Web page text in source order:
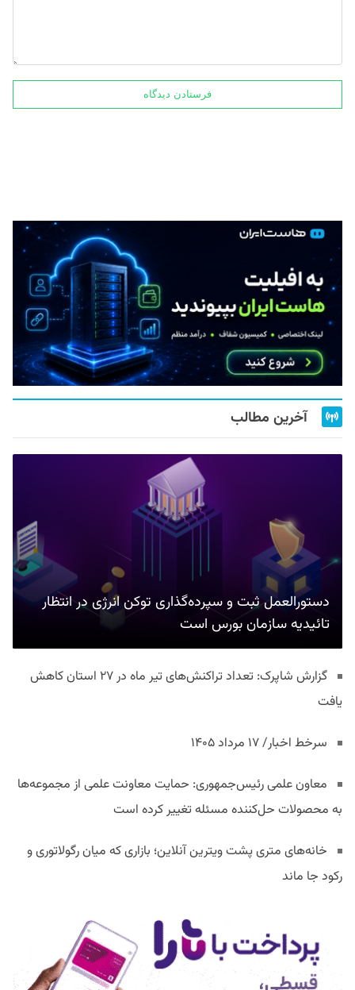
آخرین مطالب
دستورالعمل ثبت و سپرده‌گذاری توکن انرژی در انتظار
تائیدیه سازمان بورس است
گزارش شاپرک: تعداد تراکنش‌های تیر ماه در ۲۷ استان‌ کاهش
یافت
سرخط اخبار/ ۱۷ مرداد ۱۴۰۵
معاون علمی رئیس‌جمهوری: حمایت معاونت علمی از مجموعه‌ها
به محصولات حل‌کننده مسئله تغییر کرده است
خانه‌های متری پشت ویترین آنلاین؛ بازاری که میان رگولاتوری و
رکود جا ماند